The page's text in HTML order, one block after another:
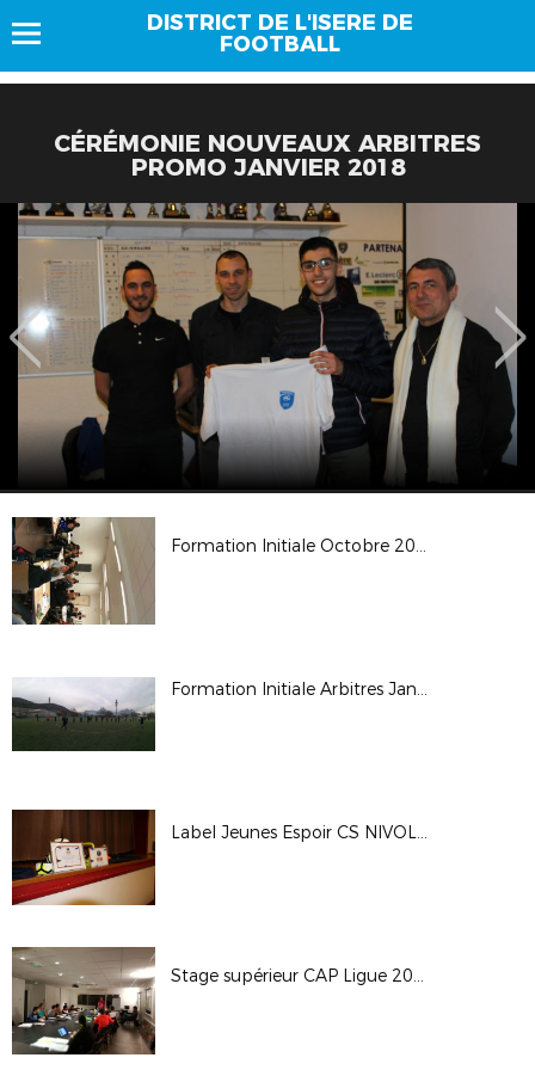
DISTRICT DE L'ISERE DE
FOOTBALL
CÉRÉMONIE NOUVEAUX ARBITRES
PROMO JANVIER 2018
Formation Initiale Octobre 2017 TSF
Formation Initiale Arbitres Janvier 2018
Label Jeunes Espoir CS NIVOLAS VERMELLE
Stage supérieur CAP Ligue 2017